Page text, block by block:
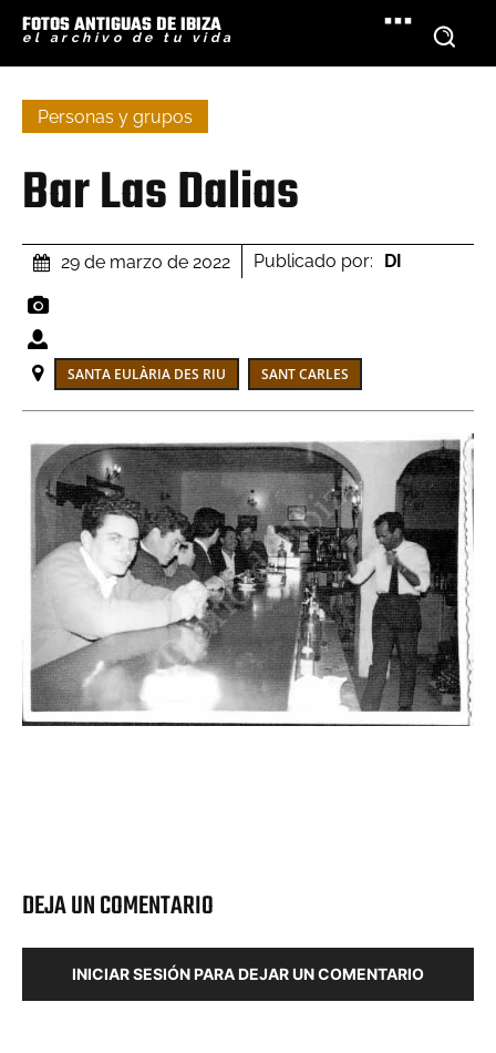
FOTOS ANTIGUAS DE IBIZA
el archivo de tu vida
Personas y grupos
Bar Las Dalias
29 de marzo de 2022 Publicado por: DI
SANTA EULÀRIA DES RIU SANT CARLES
DEJA UN COMENTARIO
INICIAR SESIÓN PARA DEJAR UN COMENTARIO